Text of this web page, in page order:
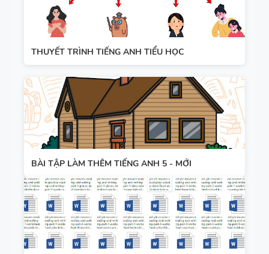
THUYẾT TRÌNH TIẾNG ANH TIỂU HỌC
BÀI TẬP LÀM THÊM TIẾNG ANH 5 - MỚI